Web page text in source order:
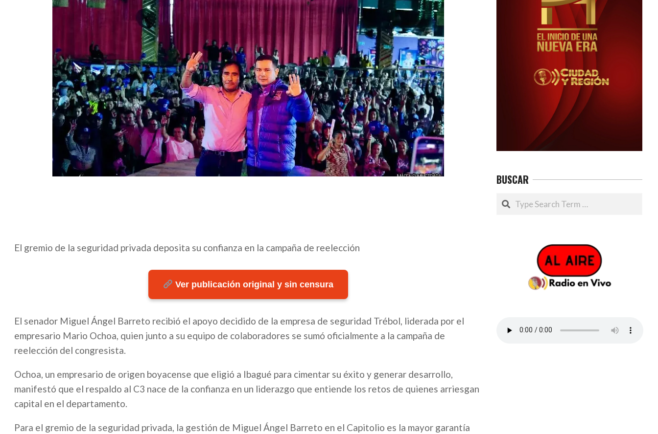
El gremio de la seguridad privada deposita su confianza en la campaña de reelección
Ver publicación original y sin censura
El senador Miguel Ángel Barreto recibió el apoyo decidido de la empresa de seguridad Trébol, liderada por el
empresario Mario Ochoa, quien junto a su equipo de colaboradores se sumó oficialmente a la campaña de
reelección del congresista.
Ochoa, un empresario de origen boyacense que eligió a Ibagué para cimentar su éxito y generar desarrollo,
manifestó que el respaldo al C3 nace de la confianza en un liderazgo que entiende los retos de quienes arriesgan
capital en el departamento.
Para el gremio de la seguridad privada, la gestión de Miguel Ángel Barreto en el Capitolio es la mayor garantía
BUSCAR
Search